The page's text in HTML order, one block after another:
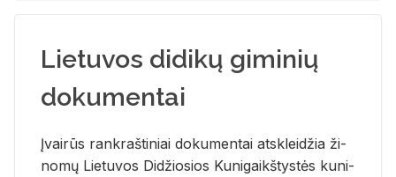
Lietuvos didikų giminių
dokumentai
Įvai­rūs rank­raš­ti­niai do­ku­men­tai at­sklei­džia ži­
no­mų Lie­tu­vos Di­džio­sios Ku­ni­gaikš­tys­tės ku­ni­